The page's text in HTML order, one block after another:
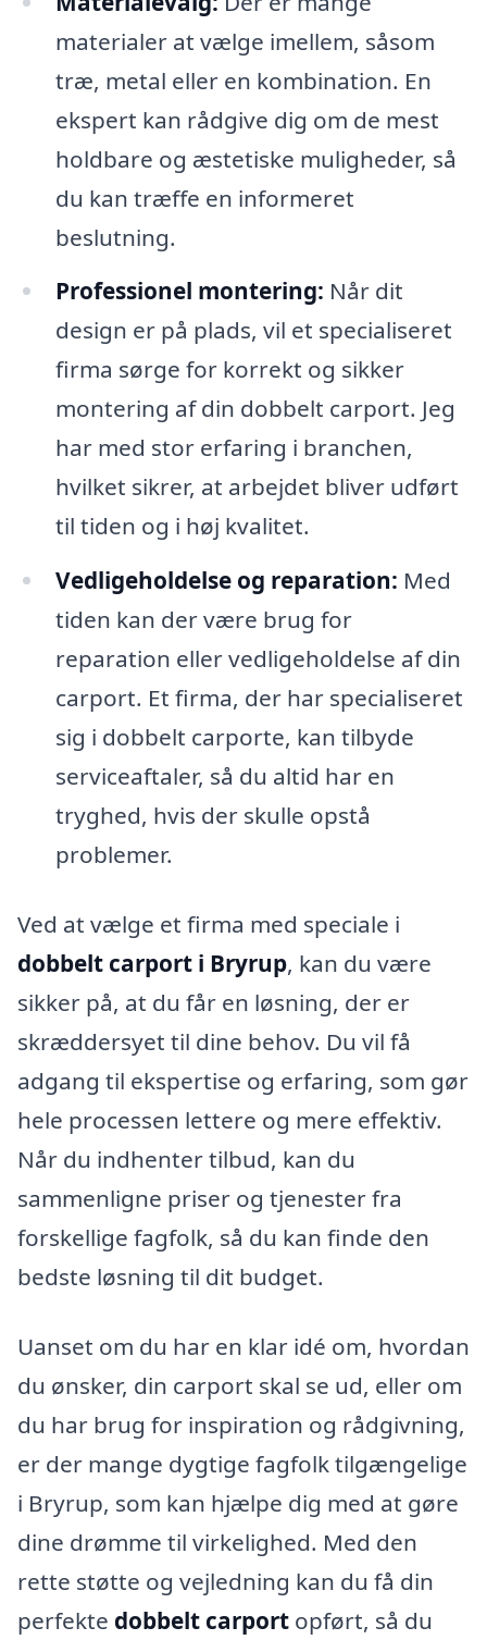
materialer at vælge imellem, såsom
træ, metal eller en kombination. En
ekspert kan rådgive dig om de mest
holdbare og æstetiske muligheder, så
du kan træffe en informeret
beslutning.
Professionel montering: Når dit
design er på plads, vil et specialiseret
firma sørge for korrekt og sikker
montering af din dobbelt carport. Jeg
har med stor erfaring i branchen,
hvilket sikrer, at arbejdet bliver udført
til tiden og i høj kvalitet.
Vedligeholdelse og reparation: Med
tiden kan der være brug for
reparation eller vedligeholdelse af din
carport. Et firma, der har specialiseret
sig i dobbelt carporte, kan tilbyde
serviceaftaler, så du altid har en
tryghed, hvis der skulle opstå
problemer.
Ved at vælge et firma med speciale i
dobbelt carport i Bryrup, kan du være
sikker på, at du får en løsning, der er
skræddersyet til dine behov. Du vil få
adgang til ekspertise og erfaring, som gør
hele processen lettere og mere effektiv.
Når du indhenter tilbud, kan du
sammenligne priser og tjenester fra
forskellige fagfolk, så du kan finde den
bedste løsning til dit budget.
Uanset om du har en klar idé om, hvordan
du ønsker, din carport skal se ud, eller om
du har brug for inspiration og rådgivning,
er der mange dygtige fagfolk tilgængelige
i Bryrup, som kan hjælpe dig med at gøre
dine drømme til virkelighed. Med den
rette støtte og vejledning kan du få din
perfekte dobbelt carport opført, så du